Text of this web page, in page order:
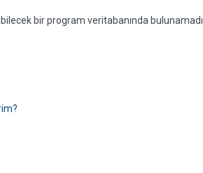
bir program veritabanında bulunamadı.